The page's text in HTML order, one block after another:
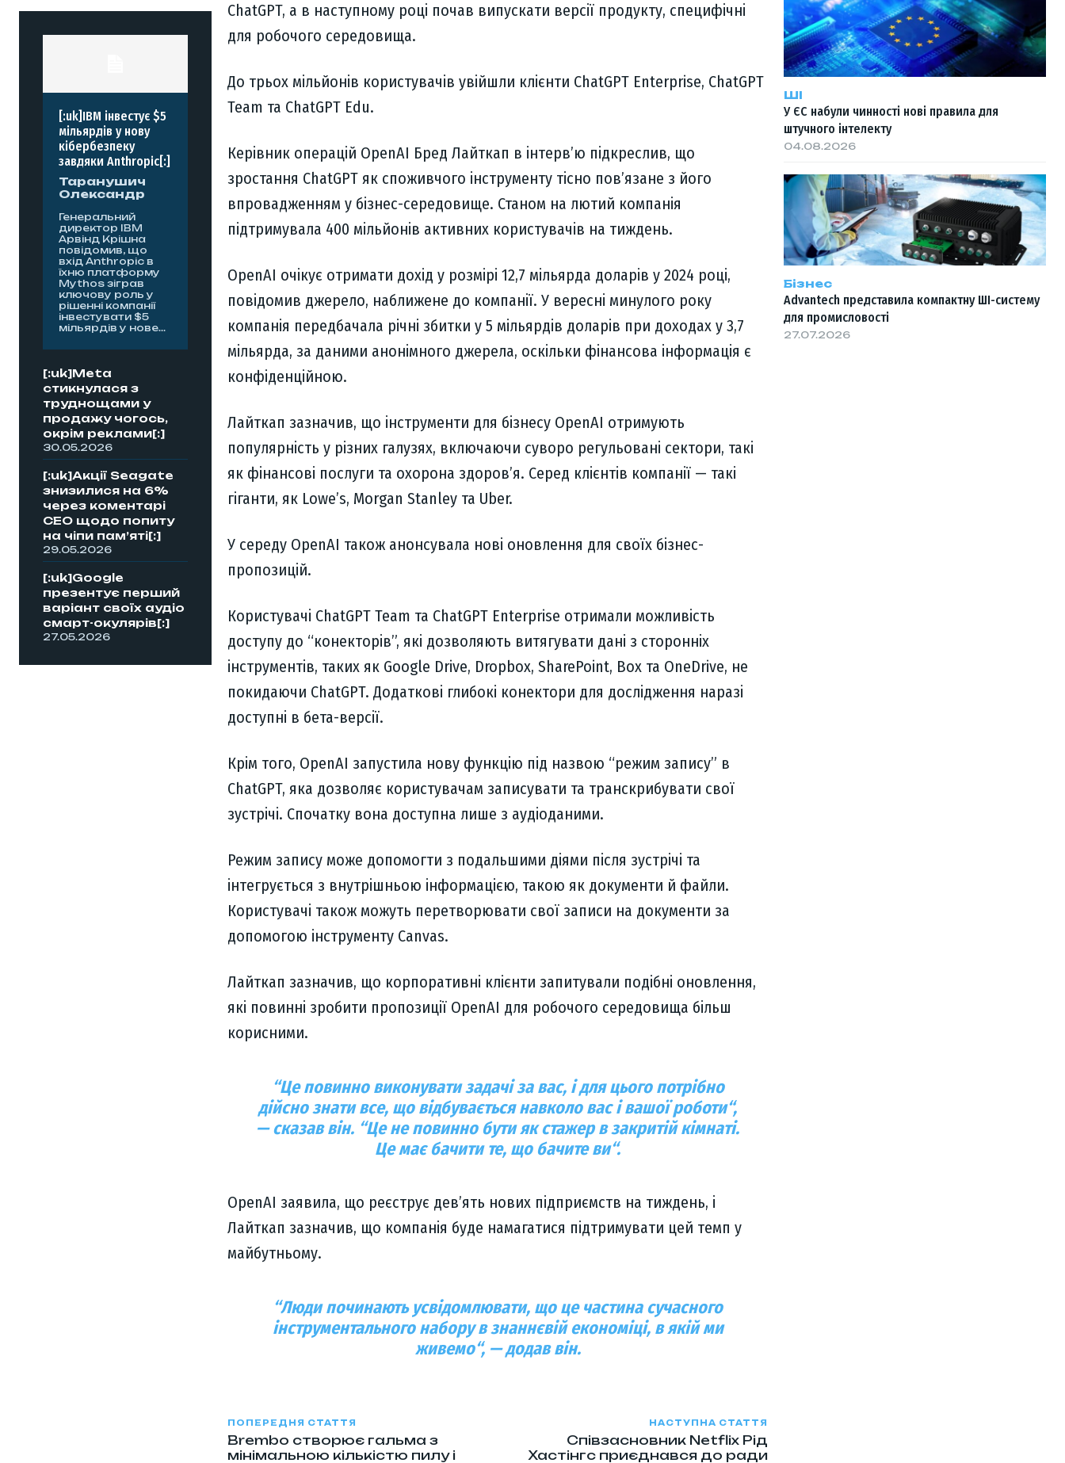
[:uk]IBM інвестує $5
мільярдів у нову
кібербезпеку
завдяки Anthropic[:]
Таранушич
Олександр
Генеральний
директор IBM
Арвінд Крішна
повідомив, що
вхід Anthropic в
їхню платформу
Mythos зіграв
ключову роль у
рішенні компанії
інвестувати $5
мільярдів у нове...
[:uk]Meta
стикнулася з
труднощами у
продажу чогось,
окрім реклами[:]
30.05.2026
[:uk]Акції Seagate
знизилися на 6%
через коментарі
CEO щодо попиту
на чіпи пам’яті[:]
29.05.2026
[:uk]Google
презентує перший
варіант своїх аудіо
смарт-окулярів[:]
27.05.2026
ChatGPT, а в наступному році почав випускати версії продукту, специфічні
для робочого середовища.
До трьох мільйонів користувачів увійшли клієнти ChatGPT Enterprise, ChatGPT
Team та ChatGPT Edu.
Керівник операцій OpenAI Бред Лайткап в інтерв’ю підкреслив, що
зростання ChatGPT як споживчого інструменту тісно пов’язане з його
впровадженням у бізнес-середовище. Станом на лютий компанія
підтримувала 400 мільйонів активних користувачів на тиждень.
OpenAI очікує отримати дохід у розмірі 12,7 мільярда доларів у 2024 році,
повідомив джерело, наближене до компанії. У вересні минулого року
компанія передбачала річні збитки у 5 мільярдів доларів при доходах у 3,7
мільярда, за даними анонімного джерела, оскільки фінансова інформація є
конфіденційною.
Лайткап зазначив, що інструменти для бізнесу OpenAI отримують
популярність у різних галузях, включаючи суворо регульовані сектори, такі
як фінансові послуги та охорона здоров’я. Серед клієнтів компанії — такі
гіганти, як Lowe’s, Morgan Stanley та Uber.
У середу OpenAI також анонсувала нові оновлення для своїх бізнес-
пропозицій.
Користувачі ChatGPT Team та ChatGPT Enterprise отримали можливість
доступу до “конекторів”, які дозволяють витягувати дані з сторонніх
інструментів, таких як Google Drive, Dropbox, SharePoint, Box та OneDrive, не
покидаючи ChatGPT. Додаткові глибокі конектори для дослідження наразі
доступні в бета-версії.
Крім того, OpenAI запустила нову функцію під назвою “режим запису” в
ChatGPT, яка дозволяє користувачам записувати та транскрибувати свої
зустрічі. Спочатку вона доступна лише з аудіоданими.
Режим запису може допомогти з подальшими діями після зустрічі та
інтегрується з внутрішньою інформацією, такою як документи й файли.
Користувачі також можуть перетворювати свої записи на документи за
допомогою інструменту Canvas.
Лайткап зазначив, що корпоративні клієнти запитували подібні оновлення,
які повинні зробити пропозиції OpenAI для робочого середовища більш
корисними.
“Це повинно виконувати задачі за вас, і для цього потрібно
дійсно знати все, що відбувається навколо вас і вашої роботи“,
— сказав він. “Це не повинно бути як стажер в закритій кімнаті.
Це має бачити те, що бачите ви“.
OpenAI заявила, що реєструє дев’ять нових підприємств на тиждень, і
Лайткап зазначив, що компанія буде намагатися підтримувати цей темп у
майбутньому.
“Люди починають усвідомлювати, що це частина сучасного
інструментального набору в знаннєвій економіці, в якій ми
живемо“, — додав він.
ПОПЕРЕДНЯ СТАТТЯ
Brembo створює гальма з
мінімальною кількістю пилу і
НАСТУПНА СТАТТЯ
Співзасновник Netflix Рід
Хастінгс приєднався до ради
ШІ
У ЄС набули чинності нові правила для
штучного інтелекту
04.08.2026
Бізнес
Advantech представила компактну ШІ-систему
для промисловості
27.07.2026